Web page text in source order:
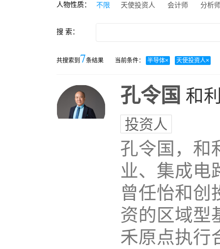
人物性质： 不限 天使投资人 会计师 分析
搜 索：
共搜索到 7条结果 当前条件： 半导体× 天使投资人×
孔令国 和
投资人
孔令国，和
业、集成电
曾任怡和创
资的区域型
禾原点执行